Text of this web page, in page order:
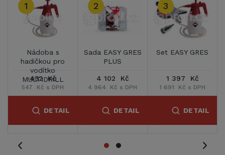
1
Nádoba s
hadičkou pro
vodítko
MULTIDRILL
452 Kč
547 Kč s DPH
DETAIL
2
Sada EASY GRES
PLUS
4 102 Kč
4 964 Kč s DPH
DETAIL
3
Set EASY GRES
1 397 Kč
1 691 Kč s DPH
DETAIL